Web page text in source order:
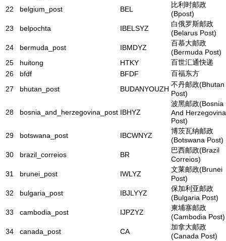
22
belgium_post BEL
比利时邮政
(Bpost)
23
belpochta IBELSYZ
白俄罗斯邮政
(Belarus Post)
24
bermuda_post IBMDYZ
百慕大邮政
(Bermuda Post)
25
huitong HTKY
百世汇通快递
26
bfdf BFDF
百福东方
27
bhutan_post BUDANYOUZH
不丹邮政(Bhutan
Post)
28 bosnia_and_herzegovina_post IBHYZ
波黑邮政(Bosnia
And Herzegovina
Post)
29
botswana_post IBCWNYZ
博茨瓦纳邮政
(Botswana Post)
30
brazil_correios BR
巴西邮政(Brazil
Correios)
31
brunei_post IWLYZ
文莱邮政(Brunei
Post)
32
bulgaria_post IBJLYYZ
保加利亚邮政
(Bulgaria Post)
33
cambodia_post IJPZYZ
柬埔寨邮政
(Cambodia Post)
34
canada_post CA
加拿大邮政
(Canada Post)